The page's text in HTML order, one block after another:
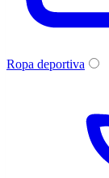
Ropa deportiva